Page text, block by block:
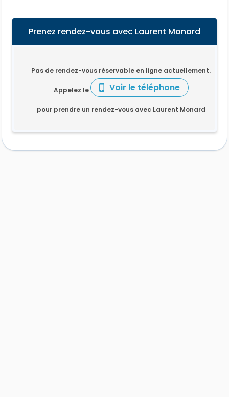
Prenez rendez-vous avec Laurent Monard
Pas de rendez-vous réservable en ligne actuellement.
Appelez le Voir le téléphone
pour prendre un rendez-vous avec Laurent Monard